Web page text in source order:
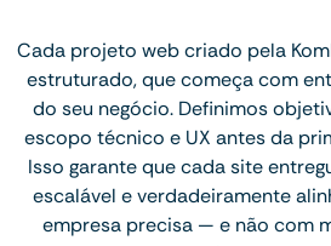
Cada projeto web criado pela
estruturado, que começa com
do seu negócio. Definimos
escopo técnico e UX antes da
Isso garante que cada site
escalável e verdadeiramente
empresa precisa — e não com